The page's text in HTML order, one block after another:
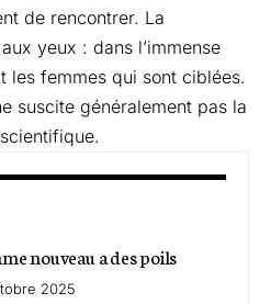
de rencontrer. La
yeux : dans l’immense
les femmes qui sont ciblées.
suscite généralement pas la
nouveau a des poils
2025